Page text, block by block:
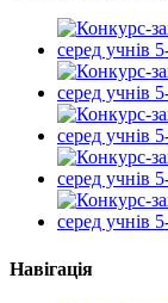
Навігація